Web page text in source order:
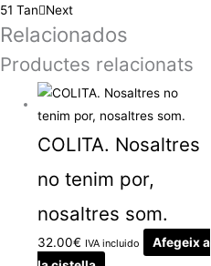
51 Tan
Next
Relacionados
Productes relacionats
COLITA. Nosaltres
no tenim por,
nosaltres som.
32.00€ IVA incluido
Afegeix a